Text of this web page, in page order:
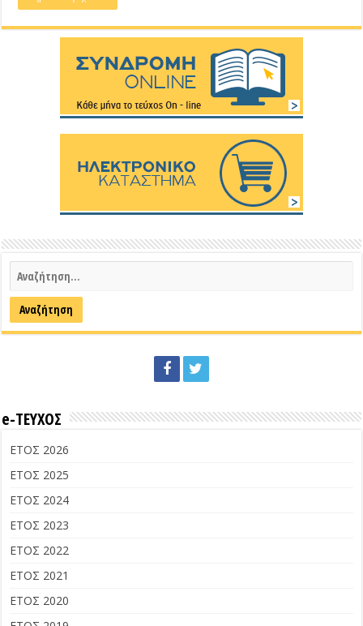
e-ΤΕΥΧΟΣ
ΕΤΟΣ 2026
ΕΤΟΣ 2025
ΕΤΟΣ 2024
ΕΤΟΣ 2023
ΕΤΟΣ 2022
ΕΤΟΣ 2021
ΕΤΟΣ 2020